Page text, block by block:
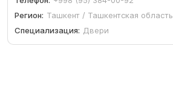
Регион: Ташкент / Ташкентская область
Специализация: Двери